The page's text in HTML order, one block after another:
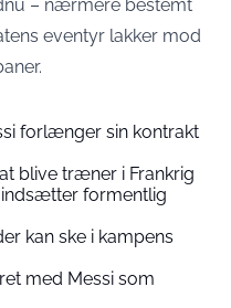
– nærmere bestemt
eventyr lakker mod
forlænger sin kontrakt
blive træner i Frankrig
formentlig
kan ske i kampens
med Messi som